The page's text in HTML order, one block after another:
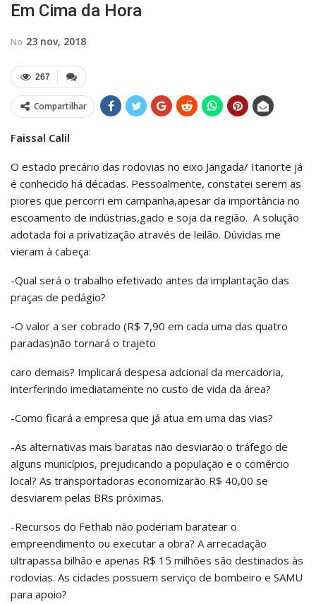
Em Cima da Hora
No 23 nov, 2018
267
Compartilhar
Faissal Calil
O estado precário das rodovias no eixo Jangada/ Itanorte já
é conhecido há décadas. Pessoalmente, constatei serem as
piores que percorri em campanha,apesar da importância no
escoamento de indústrias,gado e soja da região. A solução
adotada foi a privatização através de leilão. Dúvidas me
vieram à cabeça:
-Qual será o trabalho efetivado antes da implantação das
praças de pedágio?
-O valor a ser cobrado (R$ 7,90 em cada uma das quatro
paradas)não tornará o trajeto
caro demais? Implicará despesa adcional da mercadoria,
interferindo imediatamente no custo de vida da área?
-Como ficará a empresa que já atua em uma das vias?
-As alternativas mais baratas não desviarão o tráfego de
alguns municípios, prejudicando a população e o comércio
local? As transportadoras economizarão R$ 40,00 se
desviarem pelas BRs próximas.
-Recursos do Fethab não poderiam baratear o
empreendimento ou executar a obra? A arrecadação
ultrapassa bilhão e apenas R$ 15 milhões são destinados às
rodovias. As cidades possuem serviço de bombeiro e SAMU
para apoio?